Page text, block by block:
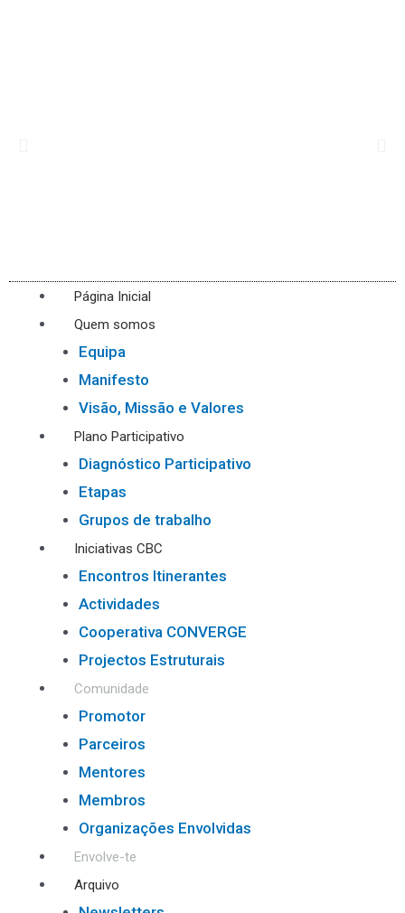
Página Inicial
Quem somos
Equipa
Manifesto
Visão, Missão e Valores
Plano Participativo
Diagnóstico Participativo
Etapas
Grupos de trabalho
Iniciativas CBC
Encontros Itinerantes
Actividades
Cooperativa CONVERGE
Projectos Estruturais
Comunidade
Promotor
Parceiros
Mentores
Membros
Organizações Envolvidas
Envolve-te
Arquivo